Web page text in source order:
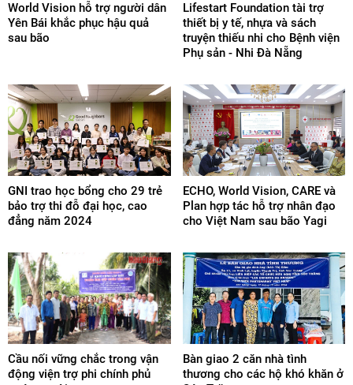
World Vision hỗ trợ người dân
Yên Bái khắc phục hậu quả
sau bão
Lifestart Foundation tài trợ
thiết bị y tế, nhựa và sách
truyện thiếu nhi cho Bệnh viện
Phụ sản - Nhi Đà Nẵng
GNI trao học bổng cho 29 trẻ
bảo trợ thi đỗ đại học, cao
đẳng năm 2024
ECHO, World Vision, CARE và
Plan hợp tác hỗ trợ nhân đạo
cho Việt Nam sau bão Yagi
Cầu nối vững chắc trong vận
động viện trợ phi chính phủ
Bàn giao 2 căn nhà tình
thương cho các hộ khó khăn ở